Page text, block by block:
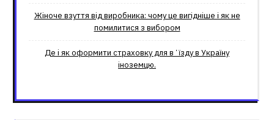
Жіноче взуття від виробника: чому це вигідніше і як не
помилитися з вибором
Де і як оформити страховку для вʼїзду в Україну
іноземцю.